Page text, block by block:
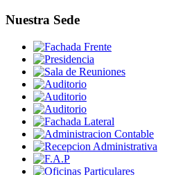
Nuestra Sede